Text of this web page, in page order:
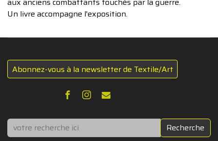
Un livre accompagne l'exposition.
Abonnez-vous à la newsletter de Textile/Art
Rechercher Recherche